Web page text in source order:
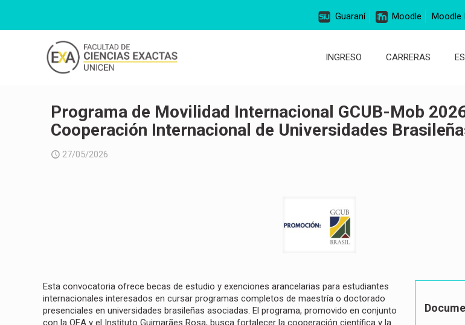
Guaraní Moodle Moodle
INGRESO CARRERAS
Programa de Movilidad Internacional GCUB-Mob
Cooperación Internacional de Universidades
27/05/2026
Esta convocatoria ofrece becas de estudio y exenciones arancelarias para estudiantes
internacionales interesados en cursar programas completos de maestría o doctorado
presenciales en universidades brasileñas asociadas. El programa, promovido en conjunto
con la OEA y el Instituto Guimarães Rosa, busca fortalecer la cooperación científica y la